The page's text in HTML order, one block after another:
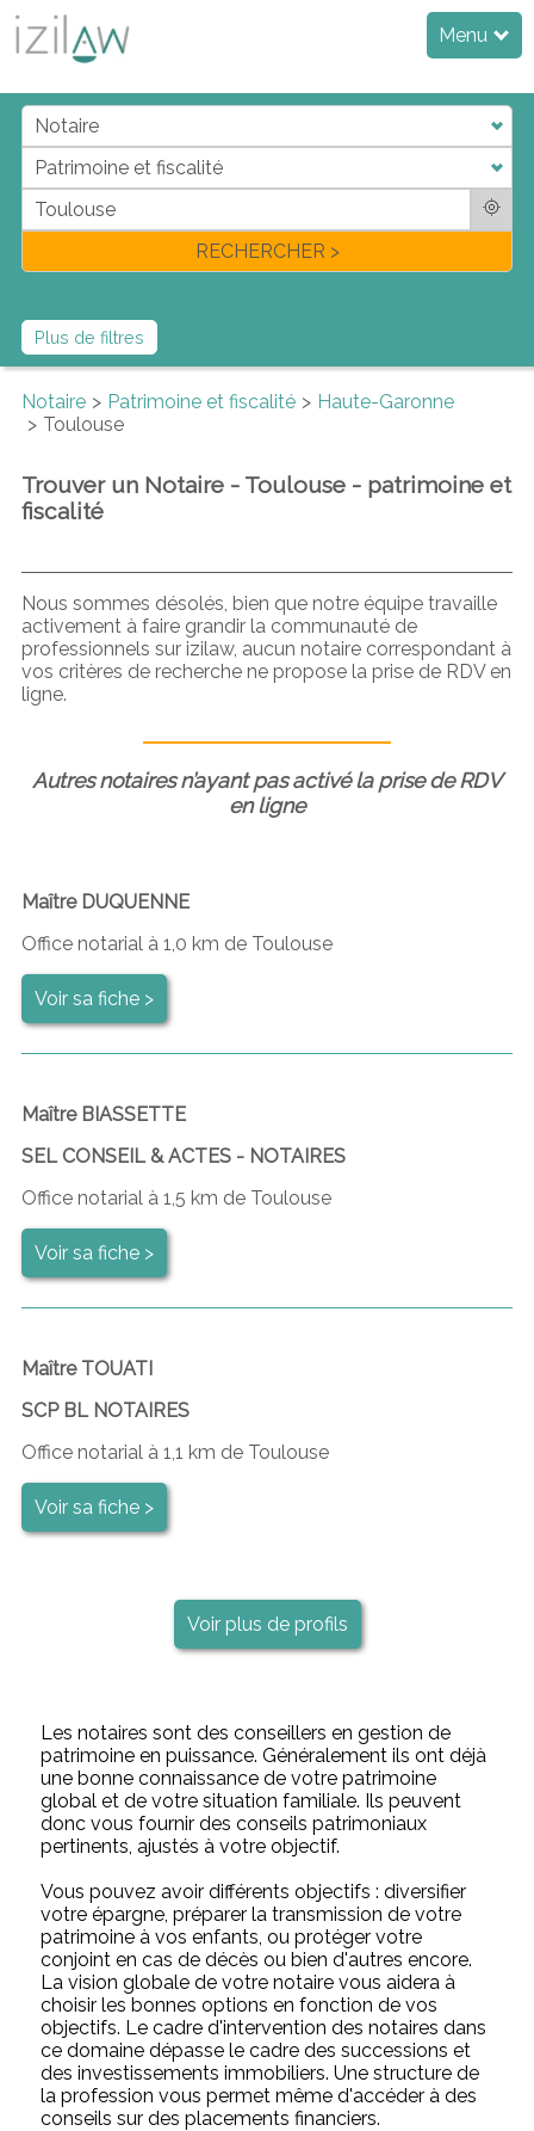
Menu
jdadi
fl
RECHERCHER >
Plus de filtres
Notaire Patrimoine et fiscalité
Haute-Garonne
Toulouse
Trouver un Notaire - Toulouse - patrimoine et
fiscalité
Nous sommes désolés, bien que notre équipe travaille
activement à faire grandir la communauté de
professionnels sur izilaw, aucun notaire correspondant à
vos critères de recherche ne propose la prise de RDV en
ligne.
Autres notaires n’ayant pas activé la prise de RDV
en ligne
Maître DUQUENNE
Office notarial à 1,0 km de Toulouse
Voir sa fiche >
Maître BIASSETTE
SEL CONSEIL & ACTES - NOTAIRES
Office notarial à 1,5 km de Toulouse
Voir sa fiche >
Maître TOUATI
SCP BL NOTAIRES
Office notarial à 1,1 km de Toulouse
Voir sa fiche >
Voir plus de profils
Les notaires sont des conseillers en gestion de
patrimoine en puissance. Généralement ils ont déjà
une bonne connaissance de votre patrimoine
global et de votre situation familiale. Ils peuvent
donc vous fournir des conseils patrimoniaux
pertinents, ajustés à votre objectif.
Vous pouvez avoir différents objectifs : diversifier
votre épargne, préparer la transmission de votre
patrimoine à vos enfants, ou protéger votre
conjoint en cas de décès ou bien d'autres encore.
La vision globale de votre notaire vous aidera à
choisir les bonnes options en fonction de vos
objectifs. Le cadre d'intervention des notaires dans
ce domaine dépasse le cadre des successions et
des investissements immobiliers. Une structure de
la profession vous permet même d'accéder à des
conseils sur des placements financiers.